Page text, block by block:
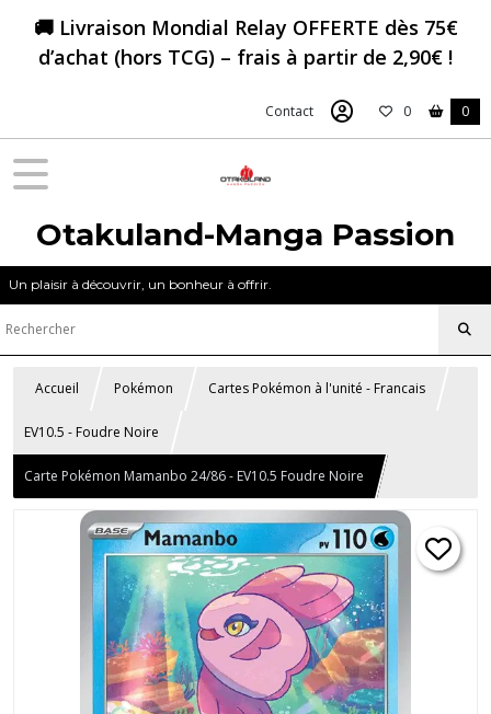
🚚 Livraison Mondial Relay OFFERTE dès 75€
d’achat (hors TCG) – frais à partir de 2,90€ !
Contact 0 0
Otakuland-Manga Passion
Un plaisir à découvrir, un bonheur à offrir.
Accueil Pokémon Cartes Pokémon à l'unité - Francais
EV10.5 - Foudre Noire
Carte Pokémon Mamanbo 24/86 - EV10.5 Foudre Noire